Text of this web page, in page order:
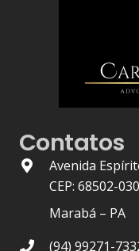
Contatos
Avenida
CEP: 68502-030
Marabá – PA
(94) 99271-